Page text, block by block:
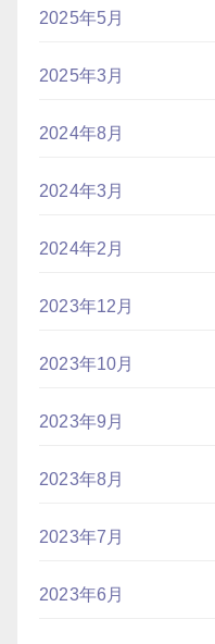
2025年5月
2025年3月
2024年8月
2024年3月
2024年2月
2023年12月
2023年10月
2023年9月
2023年8月
2023年7月
2023年6月